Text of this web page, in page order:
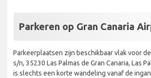
Parkeren op Gran Canaria
Parkeerplaatsen zijn beschikbaar vlak voor
s/n, 35230 Las Palmas de Gran Canaria, Las
is slechts een korte wandeling vanaf de